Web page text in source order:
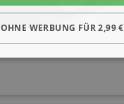
OHNE WERBUNG FÜR 2,99 €